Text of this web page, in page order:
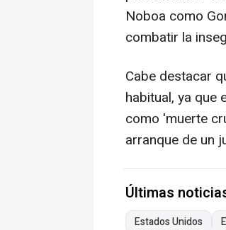
Noboa como
combatir la
Cabe destacar
habitual, ya que
como 'muerte
arranque de un
Últimas
Estados Unidos